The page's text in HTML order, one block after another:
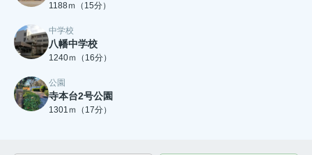
1188ｍ（15分）
中学校
八幡中学校
1240ｍ（16分）
公園
寺本台2号公園
1301ｍ（17分）